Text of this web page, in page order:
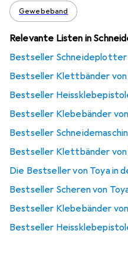
Gewebeband
Relevante Listen in
Bestseller Schneideplotter
Bestseller Klettbänder
Bestseller
Bestseller Klebebänder
Bestseller
Bestseller Klettbänder von
Die Bestseller von Toya in
Bestseller Scheren von
Bestseller Klebebänder
Bestseller